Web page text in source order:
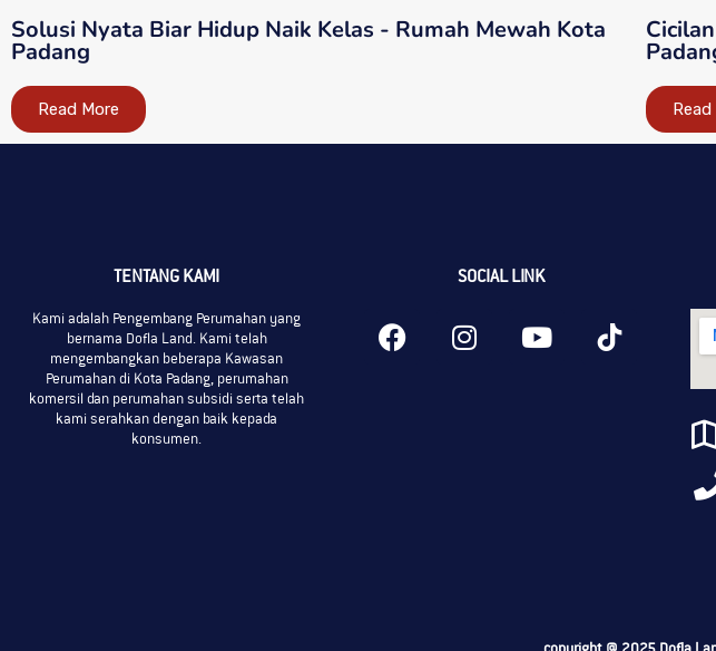
Solusi Nyata Biar Hidup Naik Kelas - Rumah Mewah Kota
Padang
Read More Read
TENTANG KAMI
Kami adalah Pengembang Perumahan yang
bernama Dofla Land. Kami telah
mengembangkan beberapa Kawasan
Perumahan di Kota Padang, perumahan
komersil dan perumahan subsidi serta telah
kami serahkan dengan baik kepada
konsumen.
SOCIAL LINK